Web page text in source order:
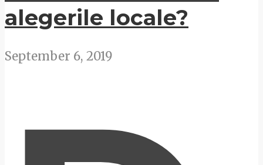
alegerile locale?
September 6, 2019